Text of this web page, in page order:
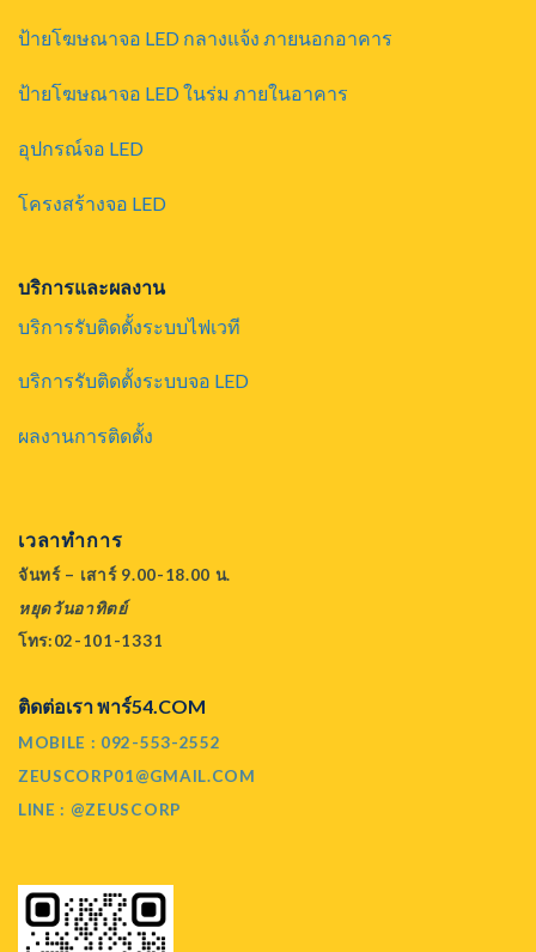
ป้ายโฆษณาจอ LED กลางแจ้ง ภายนอกอาคาร
ป้ายโฆษณาจอ LED ในร่ม ภายในอาคาร
อุปกรณ์จอ LED
โครงสร้างจอ LED
บริการและผลงาน
บริการรับติดตั้งระบบไฟเวที
บริการรับติดตั้งระบบจอ LED
ผลงานการติดตั้ง
เวลาทำการ
จันทร์ – เสาร์ 9.00-18.00 น.
หยุดวันอาทิตย์
โทร:02-101-1331
ติดต่อเรา พาร์54.COM
MOBILE : 092-553-2552
ZEUSCORP01@GMAIL.COM
LINE : @ZEUSCORP